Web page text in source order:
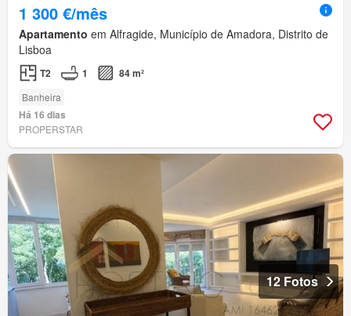
1 300 €/mês
Apartamento em Alfragide, Município de Amadora, Distrito de
Lisboa
T2 1 84 m²
Banheira
Há 16 dias
PROPERSTAR
12 Fotos